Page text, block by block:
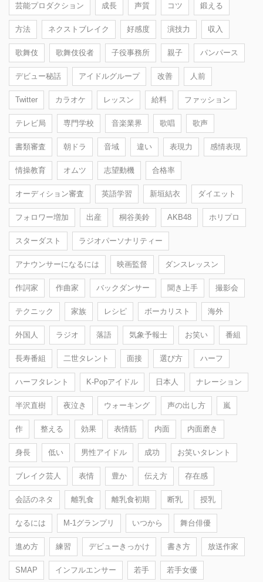
芸能プロダクション 成長 声質 コツ 鍛える
方法 ネクストブレイク 好感度 演技力 収入
歌舞伎 歌舞伎役者 子役事務所 親子 パンパース
デビュー秘話 アイドルグループ 改善 人前
Twitter カラオケ レッスン 給料 ファッション
テレビ局 専門学校 音楽業界 歌唱 歌声
書類審査 朝ドラ 音域 違い 表現力 感情表現
情操教育 オムツ 志望動機 合格率
オーディション審査 英語学習 新垣結衣 ダイエット
フォロワー増加 出産 桐谷美鈴 AKB48 ホリプロ
スターダスト ラジオパーソナリティー
アナウンサーになるには 映画監督 ダンスレッスン
作詞家 作曲家 バックダンサー 聞き上手 撮影会
テクニック 家族 レシピ ボーカリスト 海外
外国人 ラジオ 落語 気象予報士 お笑い 番組
長寿番組 二世タレント 面接 選び方 ハーフ
ハーフタレント K-Popアイドル 日本人 ナレーション
半沢直樹 夜泣き ウォーキング 声の出し方 嵐
作 整える 効果 表情筋 内面 内面磨き
身長 低い 男性アイドル 成功 お笑いタレント
ブレイク芸人 表情 豊か 伝え方 存在感
会話のネタ 離乳食 離乳食初期 断乳 授乳
なるには M-1グランプリ いつから 舞台俳優
進め方 練習 デビューきっかけ 書き方 放送作家
SMAP インフルエンサー 若手 若手女優